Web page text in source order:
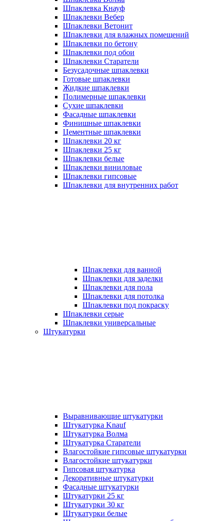
Шпаклевка Кнауф
Шпаклевки Вебер
Шпаклевки Ветонит
Шпаклевки для влажных помещений
Шпаклевки по бетону
Шпаклевки под обои
Шпаклевки Старатели
Безусадочные шпаклевки
Готовые шпаклевки
Жидкие шпаклевки
Полимерные шпаклевки
Сухие шпаклевки
Фасадные шпаклевки
Финишные шпаклевки
Цементные шпаклевки
Шпаклевки 20 кг
Шпаклевки 25 кг
Шпаклевки белые
Шпаклевки виниловые
Шпаклевки гипсовые
Шпаклевки для внутренних работ
Шпаклевки для ванной
Шпаклевки для заделки
Шпаклевки для пола
Шпаклевки для потолка
Шпаклевки под покраску
Шпаклевки серые
Шпаклевки универсальные
Штукатурки
Выравнивающие штукатурки
Штукатурка Knauf
Штукатурка Волма
Штукатурка Старатели
Влагостойкие гипсовые штукатурки
Влагостойкие штукатурки
Гипсовая штукатурка
Декоративные штукатурки
Фасадные штукатурки
Штукатурки 25 кг
Штукатурки 30 кг
Штукатурки белые